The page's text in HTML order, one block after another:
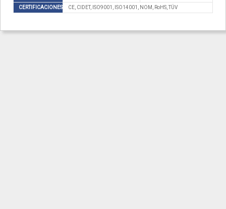
CERTIFICACIONES
CE, CIDET, ISO9001, ISO14001, NOM, RoHS, TÜV